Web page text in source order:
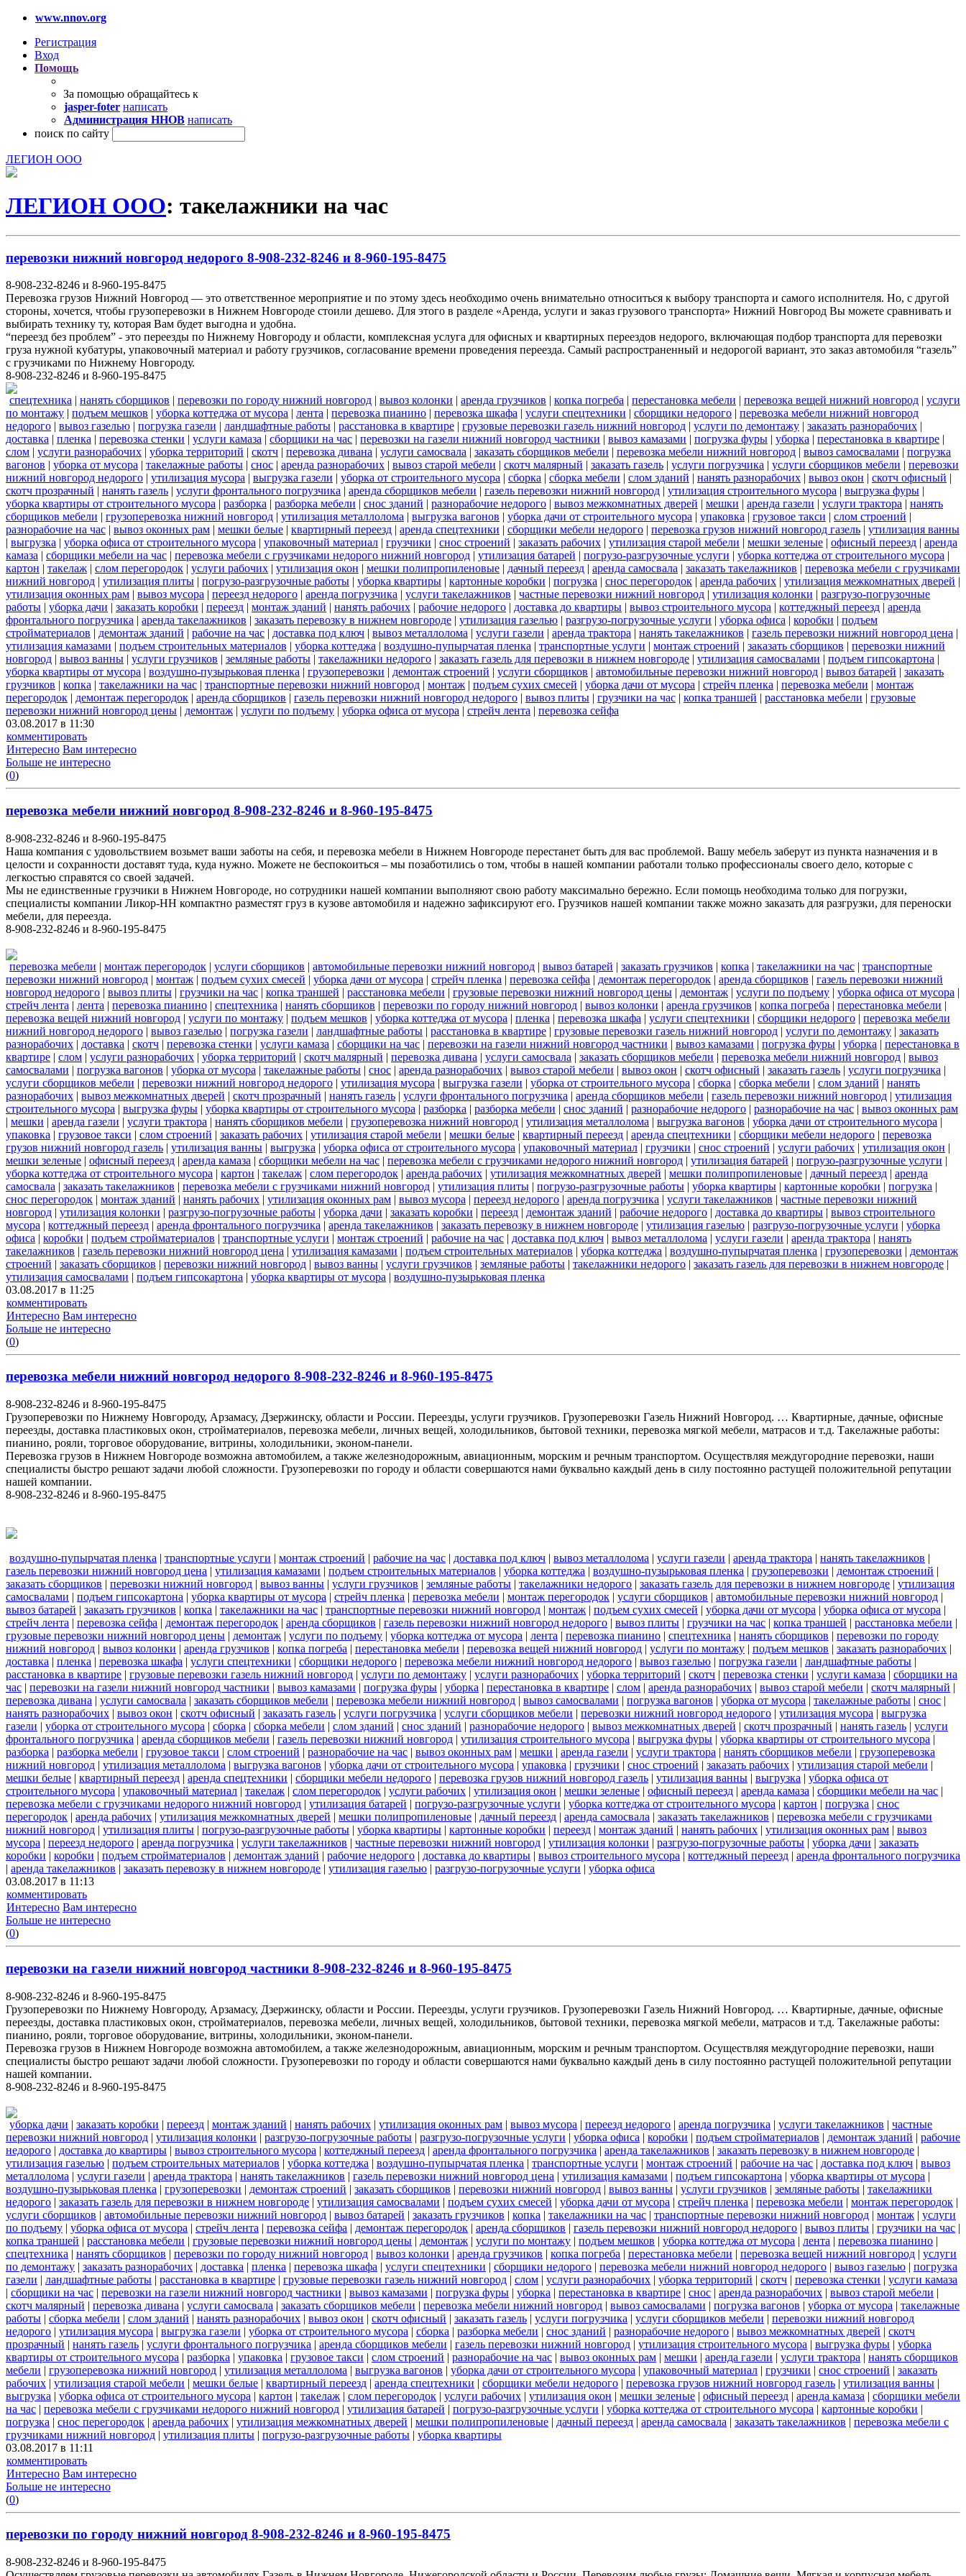
www.nnov.org
Регистрация
Вход
Помощь
За помощью обращайтесь к
jasper-foter написать
Администрация ННОВ написать
поиск по сайту
ЛЕГИОН ООО
ЛЕГИОН ООО: такелажники на час
перевозки нижний новгород недорого 8-908-232-8246 и 8-960-195-8475
8-908-232-8246 и 8-960-195-8475
Перевозка грузов Нижний Новгород — это ответственное мероприятие и по этому здесь необходимо очень внимательно относиться к выбору транспорта и самого исполнителя. Но, с другой
стороны, хочется, чтобы грузоперевозки в Нижнем Новгороде стоили дешево. Для этого в разделе «Аренда, услуги и заказ грузового транспорта» Нижний Новгород Вы можете сравнивать и
выбирать технику ту, которая Вам будет выгодна и удобна.
“переезд без проблем” - это переезды по Нижнему Новгороду и области, комплексная услуга для офисных и квартирных переездов недорого, включающая подбор транспорта для перевозки
груза нужной кубатуры, упаковочный материал и работу грузчиков, согласование времени проведения переезда. Самый распространенный и недорогой вариант, это заказ автомобиля “газель”
с грузчиками по Нижнему Новгороду.
8-908-232-8246 и 8-960-195-8475
спецтехника | нанять сборщиков | перевозки по городу нижний новгород | вывоз колонки | аренда грузчиков | копка погреба | перестановка мебели | перевозка вещей нижний новгород | услуги
по монтажу | подъем мешков | уборка коттеджа от мусора | лента | перевозка пианино | перевозка шкафа | услуги спецтехники | сборщики недорого | перевозка мебели нижний новгород
недорого | вывоз газелью | погрузка газели | ландшафтные работы | расстановка в квартире | грузовые перевозки газель нижний новгород | услуги по демонтажу | заказать разнорабочих |
доставка | пленка | перевозка стенки | услуги камаза | сборщики на час | перевозки на газели нижний новгород частники | вывоз камазами | погрузка фуры | уборка | перестановка в квартире |
слом | услуги разнорабочих | уборка территорий | скотч | перевозка дивана | услуги самосвала | заказать сборщиков мебели | перевозка мебели нижний новгород | вывоз самосвалами | погрузка
вагонов | уборка от мусора | такелажные работы | снос | аренда разнорабочих | вывоз старой мебели | скотч малярный | заказать газель | услуги погрузчика | услуги сборщиков мебели | перевозки
нижний новгород недорого | утилизация мусора | выгрузка газели | уборка от строительного мусора | сборка | сборка мебели | слом зданий | нанять разнорабочих | вывоз окон | скотч офисный |
скотч прозрачный | нанять газель | услуги фронтального погрузчика | аренда сборщиков мебели | газель перевозки нижний новгород | утилизация строительного мусора | выгрузка фуры |
уборка квартиры от строительного мусора | разборка | разборка мебели | снос зданий | разнорабочие недорого | вывоз межкомнатных дверей | мешки | аренда газели | услуги трактора | нанять
сборщиков мебели | грузоперевозка нижний новгород | утилизация металлолома | выгрузка вагонов | уборка дачи от строительного мусора | упаковка | грузовое такси | слом строений |
разнорабочие на час | вывоз оконных рам | мешки белые | квартирный переезд | аренда спецтехники | сборщики мебели недорого | перевозка грузов нижний новгород газель | утилизация ванны
| выгрузка | уборка офиса от строительного мусора | упаковочный материал | грузчики | снос строений | заказать рабочих | утилизация старой мебели | мешки зеленые | офисный переезд | аренда
камаза | сборщики мебели на час | перевозка мебели с грузчиками недорого нижний новгород | утилизация батарей | погрузо-разгрузочные услуги | уборка коттеджа от строительного мусора |
картон | такелаж | слом перегородок | услуги рабочих | утилизация окон | мешки полипропиленовые | дачный переезд | аренда самосвала | заказать такелажников | перевозка мебели с грузчиками
нижний новгород | утилизация плиты | погрузо-разгрузочные работы | уборка квартиры | картонные коробки | погрузка | снос перегородок | аренда рабочих | утилизация межкомнатных дверей |
утилизация оконных рам | вывоз мусора | переезд недорого | аренда погрузчика | услуги такелажников | частные перевозки нижний новгород | утилизация колонки | разгрузо-погрузочные
работы | уборка дачи | заказать коробки | переезд | монтаж зданий | нанять рабочих | рабочие недорого | доставка до квартиры | вывоз строительного мусора | коттеджный переезд | аренда
фронтального погрузчика | аренда такелажников | заказать перевозку в нижнем новгороде | утилизация газелью | разгрузо-погрузочные услуги | уборка офиса | коробки | подъем
стройматериалов | демонтаж зданий | рабочие на час | доставка под ключ | вывоз металлолома | услуги газели | аренда трактора | нанять такелажников | газель перевозки нижний новгород цена |
утилизация камазами | подъем строительных материалов | уборка коттеджа | воздушно-пупырчатая пленка | транспортные услуги | монтаж строений | заказать сборщиков | перевозки нижний
новгород | вывоз ванны | услуги грузчиков | земляные работы | такелажники недорого | заказать газель для перевозки в нижнем новгороде | утилизация самосвалами | подъем гипсокартона |
уборка квартиры от мусора | воздушно-пузырьковая пленка | грузоперевозки | демонтаж строений | услуги сборщиков | автомобильные перевозки нижний новгород | вывоз батарей | заказать
грузчиков | копка | такелажники на час | транспортные перевозки нижний новгород | монтаж | подъем сухих смесей | уборка дачи от мусора | стрейч пленка | перевозка мебели | монтаж
перегородок | демонтаж перегородок | аренда сборщиков | газель перевозки нижний новгород недорого | вывоз плиты | грузчики на час | копка траншей | расстановка мебели | грузовые
перевозки нижний новгород цены | демонтаж | услуги по подъему | уборка офиса от мусора | стрейч лента | перевозка сейфа
03.08.2017 в 11:30
комментировать
Интересно Вам интересно
Больше не интересно
(0)
перевозка мебели нижний новгород 8-908-232-8246 и 8-960-195-8475
8-908-232-8246 и 8-960-195-8475
Наша компания с удовольствием возьмет ваши заботы на себя, и перевозка мебели в Нижнем Новгороде перестанет быть для вас проблемой. Вашу мебель заберут из пункта назначения и в
целости и сохранности доставят туда, куда нужно. Можете не беспокоиться – мы позаботились о том, чтобы в нашей компании работали только профессионалы своего дело, которые с
легкостью справятся со своей задачей.
Мы не единственные грузчики в Нижнем Новгороде, но сотрудники нашей компании выполняют свою работу максимально бережно. Если помощь необходима только для погрузки,
специалисты компании Ликор-НН компактно разместят груз в кузове автомобиля и надежно зафиксируют его. Грузчиков нашей компании также можно заказать для разгрузки, для переноски
мебели, для переезда.
8-908-232-8246 и 8-960-195-8475
перевозка мебели | монтаж перегородок | услуги сборщиков | автомобильные перевозки нижний новгород | вывоз батарей | заказать грузчиков | копка | такелажники на час | транспортные
перевозки нижний новгород | монтаж | подъем сухих смесей | уборка дачи от мусора | стрейч пленка | перевозка сейфа | демонтаж перегородок | аренда сборщиков | газель перевозки нижний
новгород недорого | вывоз плиты | грузчики на час | копка траншей | расстановка мебели | грузовые перевозки нижний новгород цены | демонтаж | услуги по подъему | уборка офиса от мусора |
стрейч лента | лента | перевозка пианино | спецтехника | нанять сборщиков | перевозки по городу нижний новгород | вывоз колонки | аренда грузчиков | копка погреба | перестановка мебели |
перевозка вещей нижний новгород | услуги по монтажу | подъем мешков | уборка коттеджа от мусора | пленка | перевозка шкафа | услуги спецтехники | сборщики недорого | перевозка мебели
нижний новгород недорого | вывоз газелью | погрузка газели | ландшафтные работы | расстановка в квартире | грузовые перевозки газель нижний новгород | услуги по демонтажу | заказать
разнорабочих | доставка | скотч | перевозка стенки | услуги камаза | сборщики на час | перевозки на газели нижний новгород частники | вывоз камазами | погрузка фуры | уборка | перестановка в
квартире | слом | услуги разнорабочих | уборка территорий | скотч малярный | перевозка дивана | услуги самосвала | заказать сборщиков мебели | перевозка мебели нижний новгород | вывоз
самосвалами | погрузка вагонов | уборка от мусора | такелажные работы | снос | аренда разнорабочих | вывоз старой мебели | вывоз окон | скотч офисный | заказать газель | услуги погрузчика |
услуги сборщиков мебели | перевозки нижний новгород недорого | утилизация мусора | выгрузка газели | уборка от строительного мусора | сборка | сборка мебели | слом зданий | нанять
разнорабочих | вывоз межкомнатных дверей | скотч прозрачный | нанять газель | услуги фронтального погрузчика | аренда сборщиков мебели | газель перевозки нижний новгород | утилизация
строительного мусора | выгрузка фуры | уборка квартиры от строительного мусора | разборка | разборка мебели | снос зданий | разнорабочие недорого | разнорабочие на час | вывоз оконных рам
| мешки | аренда газели | услуги трактора | нанять сборщиков мебели | грузоперевозка нижний новгород | утилизация металлолома | выгрузка вагонов | уборка дачи от строительного мусора |
упаковка | грузовое такси | слом строений | заказать рабочих | утилизация старой мебели | мешки белые | квартирный переезд | аренда спецтехники | сборщики мебели недорого | перевозка
грузов нижний новгород газель | утилизация ванны | выгрузка | уборка офиса от строительного мусора | упаковочный материал | грузчики | снос строений | услуги рабочих | утилизация окон |
мешки зеленые | офисный переезд | аренда камаза | сборщики мебели на час | перевозка мебели с грузчиками недорого нижний новгород | утилизация батарей | погрузо-разгрузочные услуги |
уборка коттеджа от строительного мусора | картон | такелаж | слом перегородок | аренда рабочих | утилизация межкомнатных дверей | мешки полипропиленовые | дачный переезд | аренда
самосвала | заказать такелажников | перевозка мебели с грузчиками нижний новгород | утилизация плиты | погрузо-разгрузочные работы | уборка квартиры | картонные коробки | погрузка |
снос перегородок | монтаж зданий | нанять рабочих | утилизация оконных рам | вывоз мусора | переезд недорого | аренда погрузчика | услуги такелажников | частные перевозки нижний
новгород | утилизация колонки | разгрузо-погрузочные работы | уборка дачи | заказать коробки | переезд | демонтаж зданий | рабочие недорого | доставка до квартиры | вывоз строительного
мусора | коттеджный переезд | аренда фронтального погрузчика | аренда такелажников | заказать перевозку в нижнем новгороде | утилизация газелью | разгрузо-погрузочные услуги | уборка
офиса | коробки | подъем стройматериалов | транспортные услуги | монтаж строений | рабочие на час | доставка под ключ | вывоз металлолома | услуги газели | аренда трактора | нанять
такелажников | газель перевозки нижний новгород цена | утилизация камазами | подъем строительных материалов | уборка коттеджа | воздушно-пупырчатая пленка | грузоперевозки | демонтаж
строений | заказать сборщиков | перевозки нижний новгород | вывоз ванны | услуги грузчиков | земляные работы | такелажники недорого | заказать газель для перевозки в нижнем новгороде |
утилизация самосвалами | подъем гипсокартона | уборка квартиры от мусора | воздушно-пузырьковая пленка
03.08.2017 в 11:25
комментировать
Интересно Вам интересно
Больше не интересно
(0)
перевозка мебели нижний новгород недорого 8-908-232-8246 и 8-960-195-8475
8-908-232-8246 и 8-960-195-8475
Грузоперевозки по Нижнему Новгороду, Арзамасу, Дзержинску, области и России. Переезды, услуги грузчиков. Грузоперевозки Газель Нижний Новгород. … Квартирные, дачные, офисные
переезды, доставка пластиковых окон, стройматериалов, перевозка мебели, личных вещей, холодильников, бытовой техники, перевозка мягкой мебели, матрасов и т.д. Такелажные работы:
пианино, рояли, торговое оборудование, витрины, холодильники, эконом-панели.
Перевозка грузов в Нижнем Новгороде возможна автомобилем, а также железнодорожным, авиационным, морским и речным транспортом. Осуществляя междугородние перевозки, наши
специалисты быстро решают задачи любой сложности. Грузоперевозки по городу и области совершаются нами буквально каждый день в силу постоянно растущей положительной репутации
нашей компании.
8-908-232-8246 и 8-960-195-8475
воздушно-пупырчатая пленка | транспортные услуги | монтаж строений | рабочие на час | доставка под ключ | вывоз металлолома | услуги газели | аренда трактора | нанять такелажников |
газель перевозки нижний новгород цена | утилизация камазами | подъем строительных материалов | уборка коттеджа | воздушно-пузырьковая пленка | грузоперевозки | демонтаж строений |
заказать сборщиков | перевозки нижний новгород | вывоз ванны | услуги грузчиков | земляные работы | такелажники недорого | заказать газель для перевозки в нижнем новгороде | утилизация
самосвалами | подъем гипсокартона | уборка квартиры от мусора | стрейч пленка | перевозка мебели | монтаж перегородок | услуги сборщиков | автомобильные перевозки нижний новгород |
вывоз батарей | заказать грузчиков | копка | такелажники на час | транспортные перевозки нижний новгород | монтаж | подъем сухих смесей | уборка дачи от мусора | уборка офиса от мусора |
стрейч лента | перевозка сейфа | демонтаж перегородок | аренда сборщиков | газель перевозки нижний новгород недорого | вывоз плиты | грузчики на час | копка траншей | расстановка мебели |
грузовые перевозки нижний новгород цены | демонтаж | услуги по подъему | уборка коттеджа от мусора | лента | перевозка пианино | спецтехника | нанять сборщиков | перевозки по городу
нижний новгород | вывоз колонки | аренда грузчиков | копка погреба | перестановка мебели | перевозка вещей нижний новгород | услуги по монтажу | подъем мешков | заказать разнорабочих |
доставка | пленка | перевозка шкафа | услуги спецтехники | сборщики недорого | перевозка мебели нижний новгород недорого | вывоз газелью | погрузка газели | ландшафтные работы |
расстановка в квартире | грузовые перевозки газель нижний новгород | услуги по демонтажу | услуги разнорабочих | уборка территорий | скотч | перевозка стенки | услуги камаза | сборщики на
час | перевозки на газели нижний новгород частники | вывоз камазами | погрузка фуры | уборка | перестановка в квартире | слом | аренда разнорабочих | вывоз старой мебели | скотч малярный |
перевозка дивана | услуги самосвала | заказать сборщиков мебели | перевозка мебели нижний новгород | вывоз самосвалами | погрузка вагонов | уборка от мусора | такелажные работы | снос |
нанять разнорабочих | вывоз окон | скотч офисный | заказать газель | услуги погрузчика | услуги сборщиков мебели | перевозки нижний новгород недорого | утилизация мусора | выгрузка
газели | уборка от строительного мусора | сборка | сборка мебели | слом зданий | снос зданий | разнорабочие недорого | вывоз межкомнатных дверей | скотч прозрачный | нанять газель | услуги
фронтального погрузчика | аренда сборщиков мебели | газель перевозки нижний новгород | утилизация строительного мусора | выгрузка фуры | уборка квартиры от строительного мусора |
разборка | разборка мебели | грузовое такси | слом строений | разнорабочие на час | вывоз оконных рам | мешки | аренда газели | услуги трактора | нанять сборщиков мебели | грузоперевозка
нижний новгород | утилизация металлолома | выгрузка вагонов | уборка дачи от строительного мусора | упаковка | грузчики | снос строений | заказать рабочих | утилизация старой мебели |
мешки белые | квартирный переезд | аренда спецтехники | сборщики мебели недорого | перевозка грузов нижний новгород газель | утилизация ванны | выгрузка | уборка офиса от
строительного мусора | упаковочный материал | такелаж | слом перегородок | услуги рабочих | утилизация окон | мешки зеленые | офисный переезд | аренда камаза | сборщики мебели на час |
перевозка мебели с грузчиками недорого нижний новгород | утилизация батарей | погрузо-разгрузочные услуги | уборка коттеджа от строительного мусора | картон | погрузка | снос
перегородок | аренда рабочих | утилизация межкомнатных дверей | мешки полипропиленовые | дачный переезд | аренда самосвала | заказать такелажников | перевозка мебели с грузчиками
нижний новгород | утилизация плиты | погрузо-разгрузочные работы | уборка квартиры | картонные коробки | переезд | монтаж зданий | нанять рабочих | утилизация оконных рам | вывоз
мусора | переезд недорого | аренда погрузчика | услуги такелажников | частные перевозки нижний новгород | утилизация колонки | разгрузо-погрузочные работы | уборка дачи | заказать
коробки | коробки | подъем стройматериалов | демонтаж зданий | рабочие недорого | доставка до квартиры | вывоз строительного мусора | коттеджный переезд | аренда фронтального погрузчика
| аренда такелажников | заказать перевозку в нижнем новгороде | утилизация газелью | разгрузо-погрузочные услуги | уборка офиса
03.08.2017 в 11:13
комментировать
Интересно Вам интересно
Больше не интересно
(0)
перевозки на газели нижний новгород частники 8-908-232-8246 и 8-960-195-8475
8-908-232-8246 и 8-960-195-8475
Грузоперевозки по Нижнему Новгороду, Арзамасу, Дзержинску, области и России. Переезды, услуги грузчиков. Грузоперевозки Газель Нижний Новгород. … Квартирные, дачные, офисные
переезды, доставка пластиковых окон, стройматериалов, перевозка мебели, личных вещей, холодильников, бытовой техники, перевозка мягкой мебели, матрасов и т.д. Такелажные работы:
пианино, рояли, торговое оборудование, витрины, холодильники, эконом-панели.
Перевозка грузов в Нижнем Новгороде возможна автомобилем, а также железнодорожным, авиационным, морским и речным транспортом. Осуществляя междугородние перевозки, наши
специалисты быстро решают задачи любой сложности. Грузоперевозки по городу и области совершаются нами буквально каждый день в силу постоянно растущей положительной репутации
нашей компании.
8-908-232-8246 и 8-960-195-8475
уборка дачи | заказать коробки | переезд | монтаж зданий | нанять рабочих | утилизация оконных рам | вывоз мусора | переезд недорого | аренда погрузчика | услуги такелажников | частные
перевозки нижний новгород | утилизация колонки | разгрузо-погрузочные работы | разгрузо-погрузочные услуги | уборка офиса | коробки | подъем стройматериалов | демонтаж зданий | рабочие
недорого | доставка до квартиры | вывоз строительного мусора | коттеджный переезд | аренда фронтального погрузчика | аренда такелажников | заказать перевозку в нижнем новгороде |
утилизация газелью | подъем строительных материалов | уборка коттеджа | воздушно-пупырчатая пленка | транспортные услуги | монтаж строений | рабочие на час | доставка под ключ | вывоз
металлолома | услуги газели | аренда трактора | нанять такелажников | газель перевозки нижний новгород цена | утилизация камазами | подъем гипсокартона | уборка квартиры от мусора |
воздушно-пузырьковая пленка | грузоперевозки | демонтаж строений | заказать сборщиков | перевозки нижний новгород | вывоз ванны | услуги грузчиков | земляные работы | такелажники
недорого | заказать газель для перевозки в нижнем новгороде | утилизация самосвалами | подъем сухих смесей | уборка дачи от мусора | стрейч пленка | перевозка мебели | монтаж перегородок |
услуги сборщиков | автомобильные перевозки нижний новгород | вывоз батарей | заказать грузчиков | копка | такелажники на час | транспортные перевозки нижний новгород | монтаж | услуги
по подъему | уборка офиса от мусора | стрейч лента | перевозка сейфа | демонтаж перегородок | аренда сборщиков | газель перевозки нижний новгород недорого | вывоз плиты | грузчики на час |
копка траншей | расстановка мебели | грузовые перевозки нижний новгород цены | демонтаж | услуги по монтажу | подъем мешков | уборка коттеджа от мусора | лента | перевозка пианино |
спецтехника | нанять сборщиков | перевозки по городу нижний новгород | вывоз колонки | аренда грузчиков | копка погреба | перестановка мебели | перевозка вещей нижний новгород | услуги
по демонтажу | заказать разнорабочих | доставка | пленка | перевозка шкафа | услуги спецтехники | сборщики недорого | перевозка мебели нижний новгород недорого | вывоз газелью | погрузка
газели | ландшафтные работы | расстановка в квартире | грузовые перевозки газель нижний новгород | слом | услуги разнорабочих | уборка территорий | скотч | перевозка стенки | услуги камаза
| сборщики на час | перевозки на газели нижний новгород частники | вывоз камазами | погрузка фуры | уборка | перестановка в квартире | снос | аренда разнорабочих | вывоз старой мебели |
скотч малярный | перевозка дивана | услуги самосвала | заказать сборщиков мебели | перевозка мебели нижний новгород | вывоз самосвалами | погрузка вагонов | уборка от мусора | такелажные
работы | сборка мебели | слом зданий | нанять разнорабочих | вывоз окон | скотч офисный | заказать газель | услуги погрузчика | услуги сборщиков мебели | перевозки нижний новгород
недорого | утилизация мусора | выгрузка газели | уборка от строительного мусора | сборка | разборка мебели | снос зданий | разнорабочие недорого | вывоз межкомнатных дверей | скотч
прозрачный | нанять газель | услуги фронтального погрузчика | аренда сборщиков мебели | газель перевозки нижний новгород | утилизация строительного мусора | выгрузка фуры | уборка
квартиры от строительного мусора | разборка | упаковка | грузовое такси | слом строений | разнорабочие на час | вывоз оконных рам | мешки | аренда газели | услуги трактора | нанять сборщиков
мебели | грузоперевозка нижний новгород | утилизация металлолома | выгрузка вагонов | уборка дачи от строительного мусора | упаковочный материал | грузчики | снос строений | заказать
рабочих | утилизация старой мебели | мешки белые | квартирный переезд | аренда спецтехники | сборщики мебели недорого | перевозка грузов нижний новгород газель | утилизация ванны |
выгрузка | уборка офиса от строительного мусора | картон | такелаж | слом перегородок | услуги рабочих | утилизация окон | мешки зеленые | офисный переезд | аренда камаза | сборщики мебели
на час | перевозка мебели с грузчиками недорого нижний новгород | утилизация батарей | погрузо-разгрузочные услуги | уборка коттеджа от строительного мусора | картонные коробки |
погрузка | снос перегородок | аренда рабочих | утилизация межкомнатных дверей | мешки полипропиленовые | дачный переезд | аренда самосвала | заказать такелажников | перевозка мебели с
грузчиками нижний новгород | утилизация плиты | погрузо-разгрузочные работы | уборка квартиры
03.08.2017 в 11:11
комментировать
Интересно Вам интересно
Больше не интересно
(0)
перевозки по городу нижний новгород 8-908-232-8246 и 8-960-195-8475
8-908-232-8246 и 8-960-195-8475